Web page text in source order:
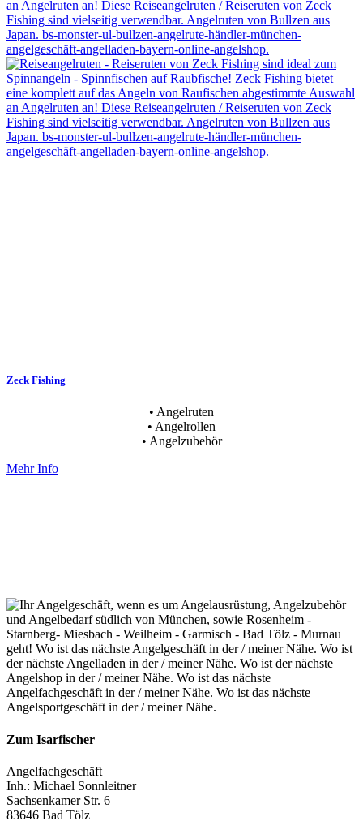
Zeck Fishing
• Angelruten
• Angelrollen
• Angelzubehör
Mehr Info
Zum Isarfischer
Angelfachgeschäft
Inh.: Michael Sonnleitner
Sachsenkamer Str. 6
83646 Bad Tölz